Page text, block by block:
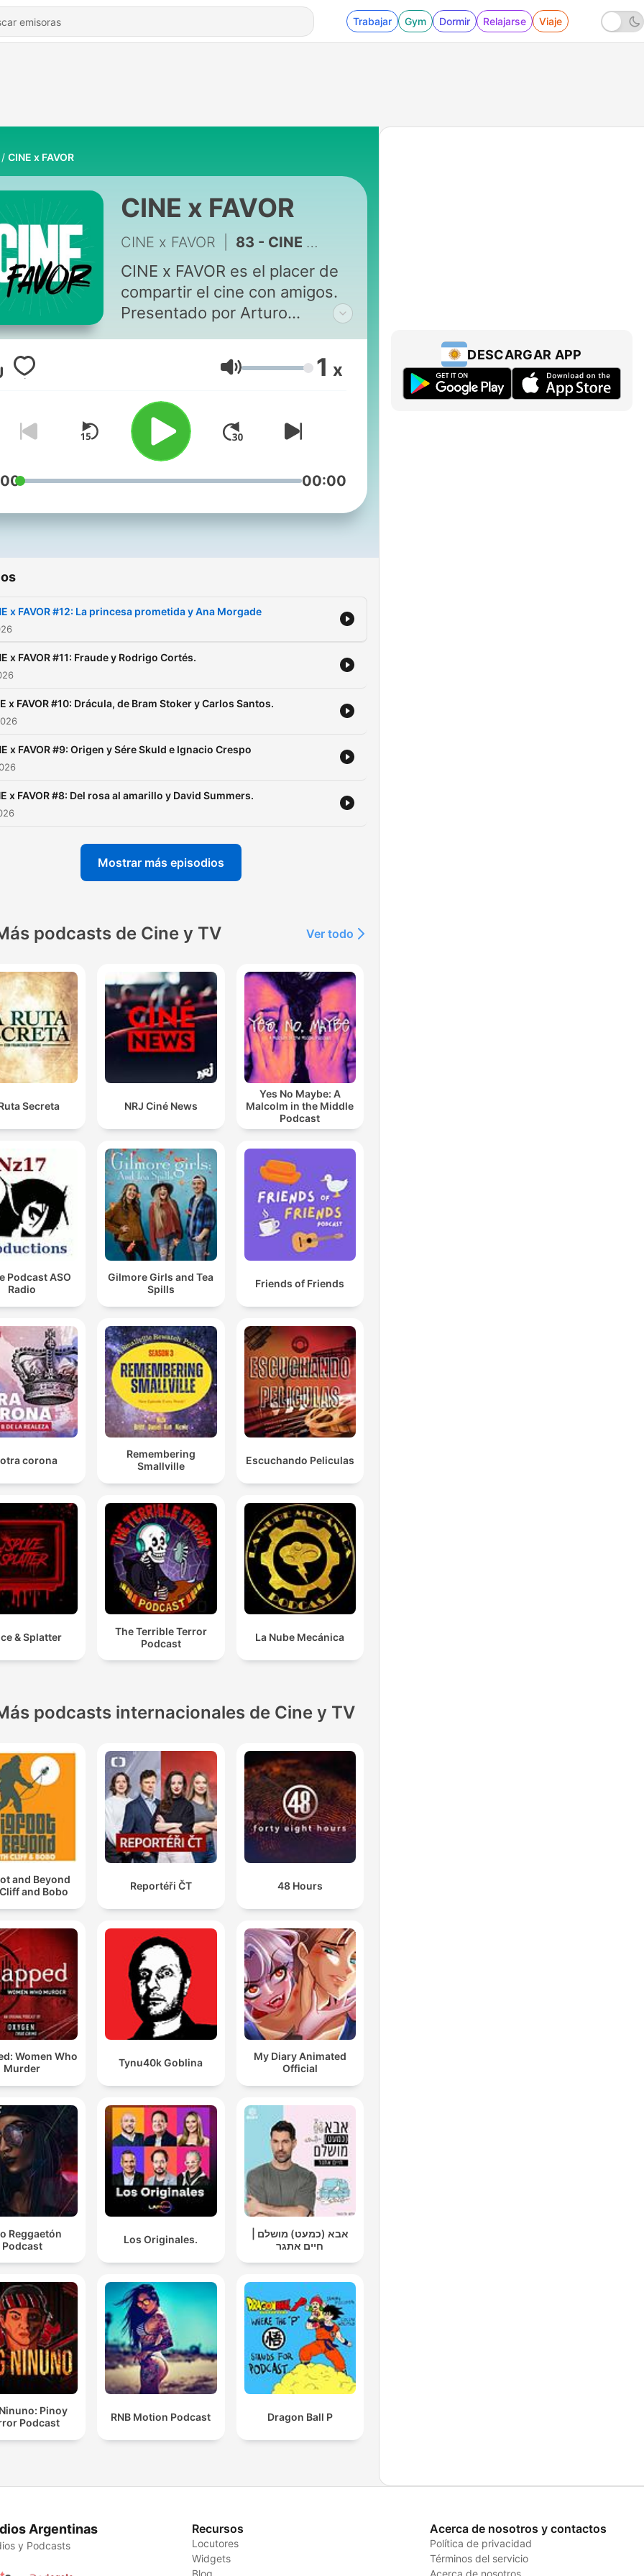
Trabajar Gym Dormir Relajarse Viaje
CINE x FAVOR
CINE x FAVOR
CINE x FAVOR 83 - CINE x FAVOR #12: La princesa prometida y Ana Morgade
CINE x FAVOR es el placer de
compartir el cine con amigos.
Presentado por Arturo
Gómez-Jurado.
Volumen 1 x
00:00
x FAVOR #12: La princesa prometida y Ana Morgade
x FAVOR #11: Fraude y Rodrigo Cortés.
x FAVOR #10: Drácula, de Bram Stoker y Carlos Santos.
x FAVOR #9: Origen y Sére Skuld e Ignacio Crespo
x FAVOR #8: Del rosa al amarillo y David Summers.
Mostrar más episodios
podcasts de Cine y TV Ver todo
Secreta NRJ Ciné News
Yes No Maybe: A
Malcolm in the Middle
Podcast
Podcast ASO
Radio
Gilmore Girls and Tea
Spills
Friends of Friends
corona
Remembering
Smallville
Escuchando Peliculas
& Splatter
The Terrible Terror
Podcast
La Nube Mecánica
podcasts internacionales de Cine y TV
and Beyond
and Bobo
Reportéři ČT 48 Hours
Women Who
Murder
Tynu40k Goblina
My Diary Animated
Official
Reggaetón
Podcast
Los Originales.
אבא (כמעט) מושלם |
חיים אתגר
Pinoy
Podcast
RNB Motion Podcast Dragon Ball P
DESCARGAR APP
Argentinas
y Podcasts
Recursos
Locutores
Widgets
Blog
Acerca de nosotros y contactos
Política de privacidad
Términos del servicio
Acerca de nosotros